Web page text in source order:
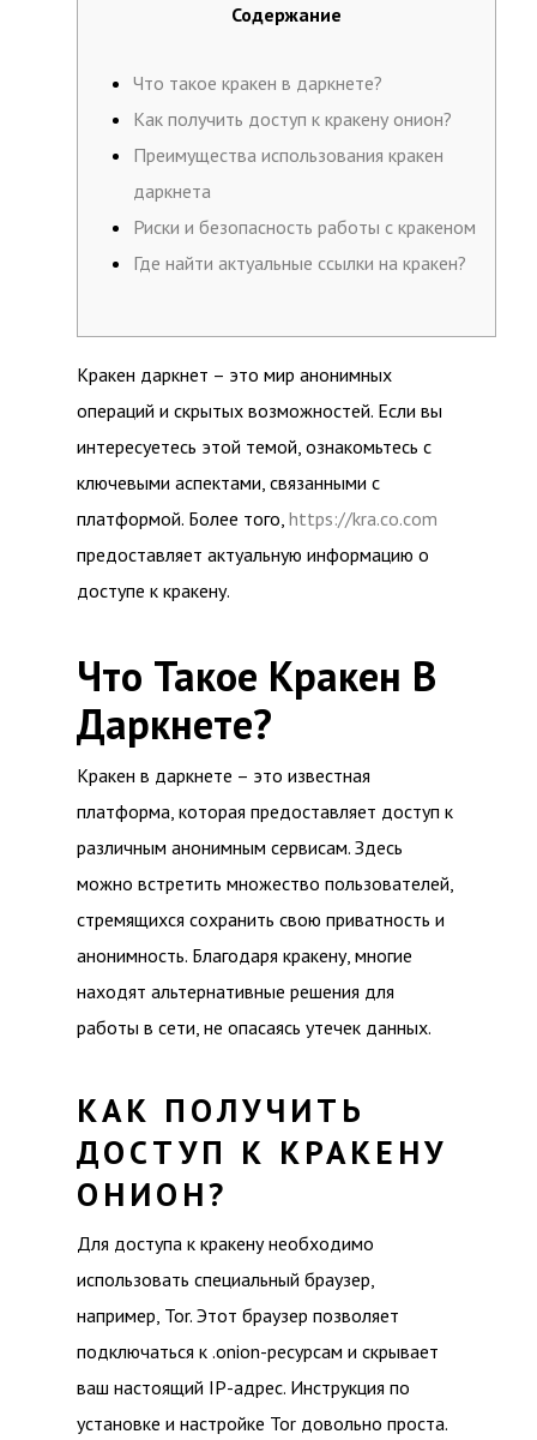
Содержание
Что такое кракен в даркнете?
Как получить доступ к кракену онион?
Преимущества использования кракен
даркнета
Риски и безопасность работы с кракеном
Где найти актуальные ссылки на кракен?
Кракен даркнет – это мир анонимных
операций и скрытых возможностей. Если вы
интересуетесь этой темой, ознакомьтесь с
ключевыми аспектами, связанными с
платформой. Более того, https://kra.co.com
предоставляет актуальную информацию о
доступе к кракену.
Что Такое Кракен В
Даркнете?
Кракен в даркнете – это известная
платформа, которая предоставляет доступ к
различным анонимным сервисам. Здесь
можно встретить множество пользователей,
стремящихся сохранить свою приватность и
анонимность. Благодаря кракену, многие
находят альтернативные решения для
работы в сети, не опасаясь утечек данных.
КАК ПОЛУЧИТЬ
ДОСТУП К КРАКЕНУ
ОНИОН?
Для доступа к кракену необходимо
использовать специальный браузер,
например, Tor. Этот браузер позволяет
подключаться к .onion-ресурсам и скрывает
ваш настоящий IP-адрес. Инструкция по
установке и настройке Tor довольно проста.